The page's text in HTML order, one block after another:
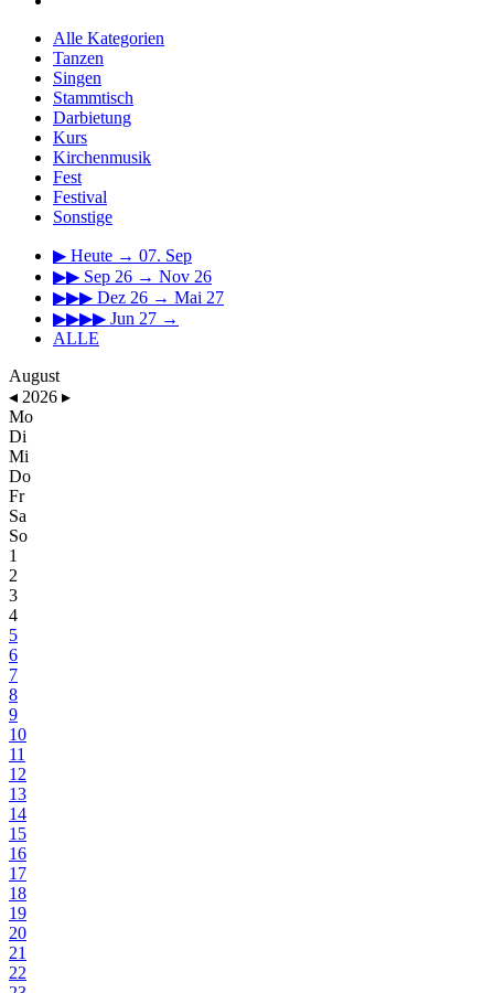
Alle Kategorien
Tanzen
Singen
Stammtisch
Darbietung
Kurs
Kirchenmusik
Fest
Festival
Sonstige
▶ Heute → 07. Sep
▶▶ Sep 26 → Nov 26
▶▶▶ Dez 26 → Mai 27
▶▶▶▶ Jun 27 →
ALLE
August
◂ 2026 ▸
Mo
Di
Mi
Do
Fr
Sa
So
1
2
3
4
5
6
7
8
9
10
11
12
13
14
15
16
17
18
19
20
21
22